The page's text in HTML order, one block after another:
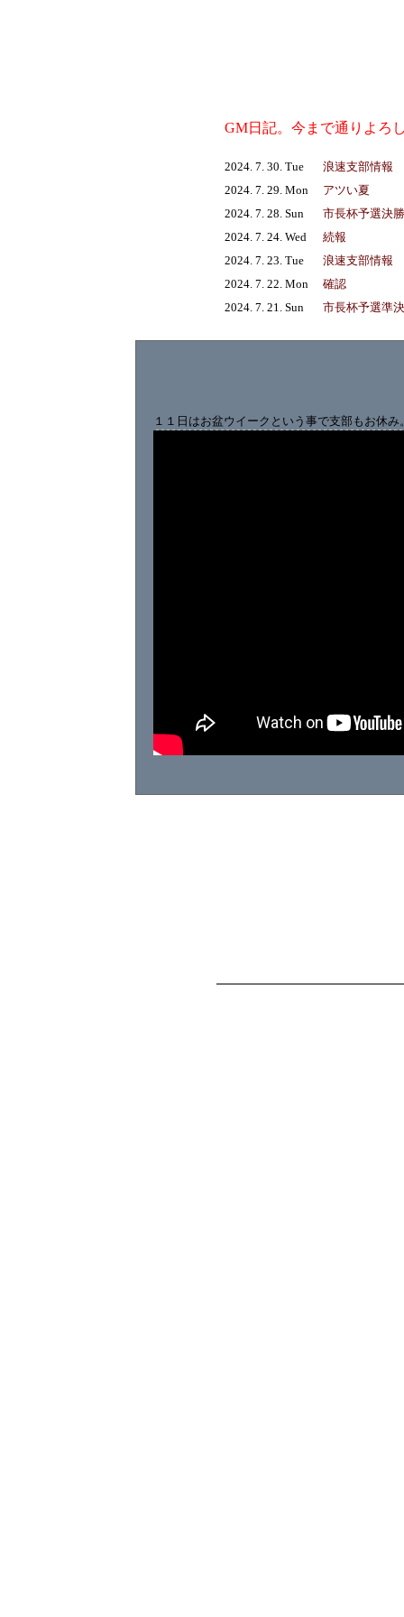
GM日記。今まで通りよろ
2024. 7. 30. Tue
浪速支部情報
2024. 7. 29. Mon
アツい夏
2024. 7. 28. Sun
市長杯予選決勝
2024. 7. 24. Wed
続報
2024. 7. 23. Tue
浪速支部情報
2024. 7. 22. Mon
確認
2024. 7. 21. Sun
市長杯予選準
１１日はお盆ウイークという事で支部もお休